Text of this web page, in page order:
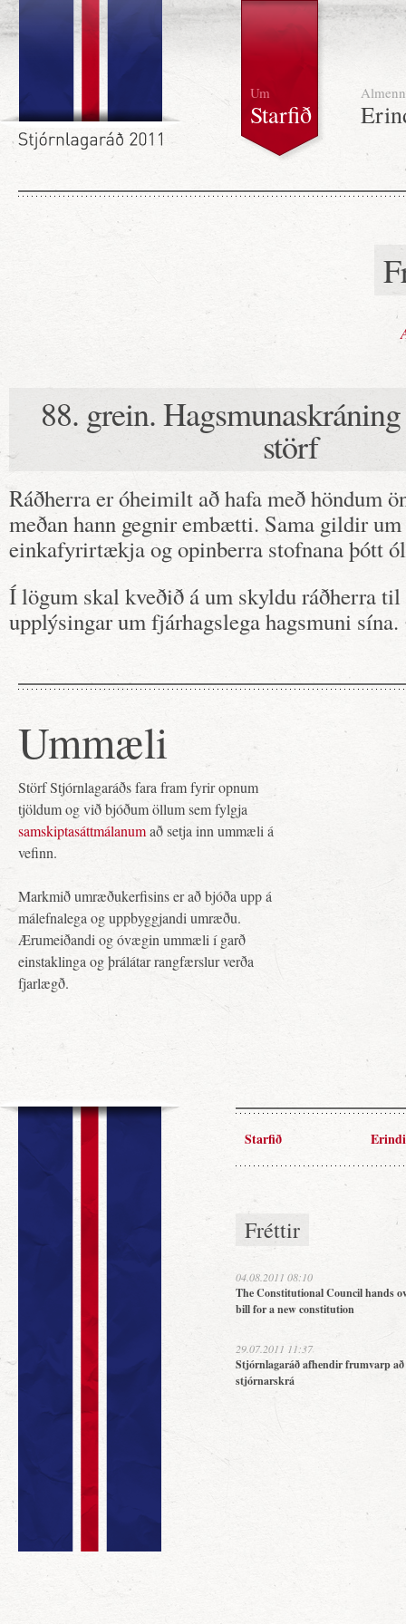
Um
Starfið
Almenn
88. grein.
störf
Ráðherra er óheimilt að hafa með höndum
meðan hann gegnir embætti. Sama gildir
einkafyrirtækja og opinberra stofnana þótt
Í lögum skal kveðið á um skyldu ráðherra til
upplýsingar um fjárhagslega hagsmuni sína.
Ummæli
Störf Stjórnlagaráðs fara fram fyrir opnum
tjöldum og við bjóðum öllum sem fylgja
samskiptasáttmálanumað setja inn ummæli á
vefinn.
Markmið umræðukerfisins er að bjóða upp á
málefnalega og uppbyggjandi umræðu.
Ærumeiðandi og óvægin ummæli í garð
einstaklinga og þrálátar rangfærslur verða
fjarlægð.
Starfið Erindi
Fréttir
04.08.2011 08:10
The Constitutional Council hands
bill for a new constitution
29.07.2011 11:37
Stjórnlagaráð afhendir frumvarp
stjórnarskrá